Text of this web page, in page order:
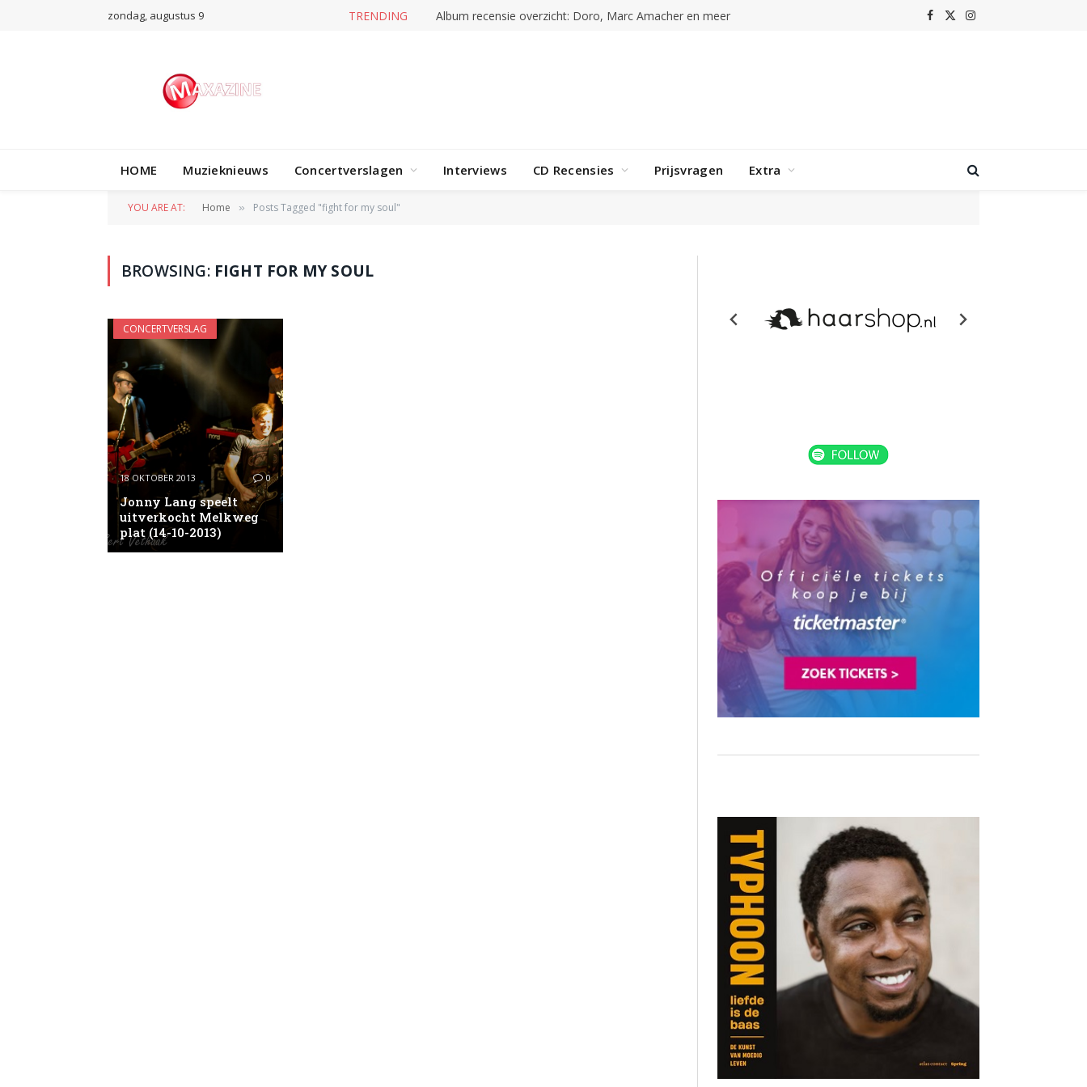
zondag, augustus 9 TRENDING Album recensie overzicht: Doro, Marc Amacher en meer Facebook
X
Instagram
HOME Muzieknieuws Concertverslagen Interviews CD Recensies Prijsvragen Extra
YOU ARE AT: Home » Posts Tagged "fight for my soul"
BROWSING: FIGHT FOR MY SOUL
CONCERTVERSLAG
18 OKTOBER 2013 0
Jonny Lang speelt
uitverkocht Melkweg
plat (14-10-2013)